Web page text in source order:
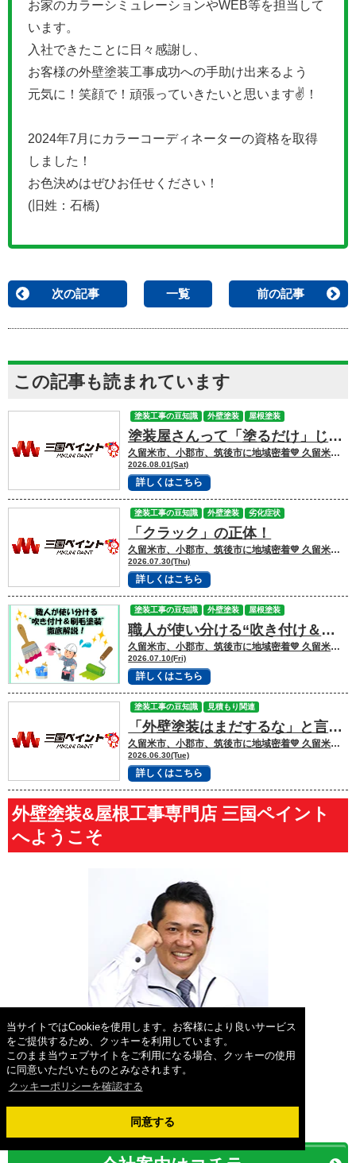
当サイトではCookieを使用します。お客様により良いサービス
をご提供するため、クッキーを利用しています。
このまま当ウェブサイトをご利用になる場合、クッキーの使用
に同意いただいたものとみなされます。
クッキーポリシーを確認する
同意する
お家のカラーシミュレーションやWEB等を担当して
います。
入社できたことに日々感謝し、
お客様の外壁塗装工事成功への手助け出来るよう
元気に！笑顔で！頑張っていきたいと思います✌！
2024年7月にカラーコーディネーターの資格を取得
しました！
お色決めはぜひお任せください！
(旧姓：石橋)
次の記事 一覧 前の記事
この記事も読まれています
塗装屋さんって「塗るだけ」じゃない！一体どうなってるの？
久留米市、小郡市、筑後市に地域密着💛 久留米市諏訪野町で外壁塗装・屋根塗装をして
2026.08.01(Sat)
詳しくはこちら
塗装工事の豆知識 外壁塗装 屋根塗装
「クラック」の正体！
久留米市、小郡市、筑後市に地域密着💛 久留米市諏訪野町で外壁塗装・屋根塗装をして
2026.07.30(Thu)
詳しくはこちら
塗装工事の豆知識 外壁塗装 劣化症状
職人が使い分ける“吹き付け＆刷毛塗装”
久留米市、小郡市、筑後市に地域密着💛 久留米市諏訪野町で外壁塗装・屋根塗装をして
2026.07.10(Fri)
詳しくはこちら
塗装工事の豆知識 外壁塗装 屋根塗装
「外壁塗装はまだするな」と言われたら？本当に塗装が必要なサインとは
久留米市、小郡市、筑後市に地域密着💛 久留米市諏訪野町で外壁塗装・屋根塗装をして
2026.06.30(Tue)
詳しくはこちら
塗装工事の豆知識 見積もり関連
外壁塗装&屋根工事専門店 三国ペイント
へようこそ
代表取締役白木 洋行